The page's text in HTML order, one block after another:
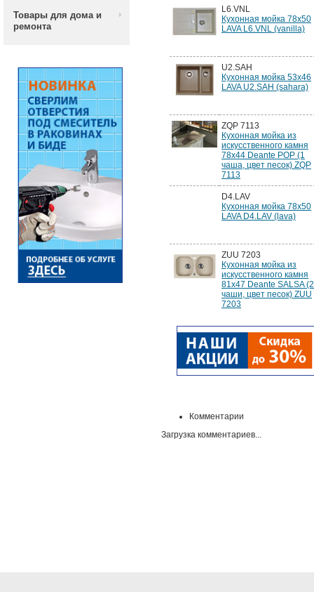
Товары для дома и
ремонта
L6.VNL
Кухонная мойка 78x50
LAVA L6.VNL (vanilla)
U2.SAH
Кухонная мойка 53x46
LAVA U2.SAH (sahara)
ZQP 7113
Кухонная мойка из
искусственного камня
78x44 Deante POP (1
чаша, цвет песок) ZQP
7113
D4.LAV
Кухонная мойка 78x50
LAVA D4.LAV (lava)
ZUU 7203
Кухонная мойка из
искусственного камня
81x47 Deante SALSA (2
чаши, цвет песок) ZUU
7203
Комментарии
Загрузка комментариев...